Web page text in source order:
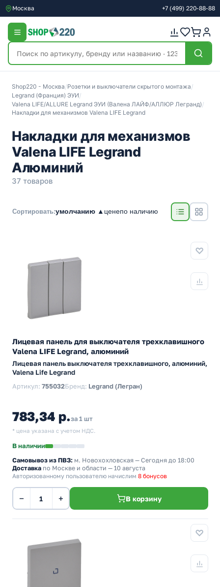
Москва +7 (499) 220-88-88
Shop220 - Москва/Розетки и выключатели скрытого монтажа/
Legrand (Франция) ЭУИ/
Valena LIFE/ALLURE Legrand ЭУИ (Валена ЛАЙФ/АЛЛЮР Легранд)/
Накладки для механизмов Valena LIFE Legrand
Накладки для механизмов
Valena LIFE Legrand
Алюминий
37 товаров
Сортировать:умолчанию ▲ ценепо наличию
Лицевая панель для выключателя трехклавишного
Valena LIFE Legrand, алюминий
Лицевая панель выключателя трехклавишного, алюминий,
Valena Life Legrand
Артикул: 755032Бренд: Legrand (Легран)
783,34 р.за 1 шт
* цена указана с учетом НДС.
В наличии
Самовывоз из ПВЗ: м. Новохохловская — Сегодня до 18:00
Доставка по Москве и области — 10 августа
Авторизованному пользователю начислим 8 бонусов
− + В корзину